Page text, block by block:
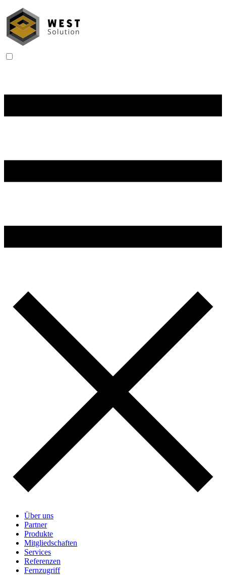
Über uns
Partner
Produkte
Mitgliedschaften
Services
Referenzen
Fernzugriff